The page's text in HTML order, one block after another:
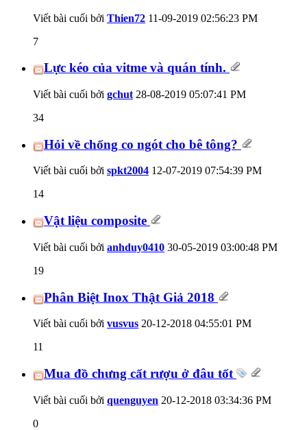
Viết bài cuối bởi Thien72 11-09-2019 02:56:23 PM
7
Lực kéo của vitme và quán tính.
Viết bài cuối bởi gchut 28-08-2019 05:07:41 PM
34
Hỏi về chống co ngót cho bê tông?
Viết bài cuối bởi spkt2004 12-07-2019 07:54:39 PM
14
Vật liệu composite
Viết bài cuối bởi anhduy0410 30-05-2019 03:00:48 PM
19
Phân Biệt Inox Thật Giả 2018
Viết bài cuối bởi vusvus 20-12-2018 04:55:01 PM
11
Mua đồ chưng cất rượu ở đâu tốt
Viết bài cuối bởi quenguyen 20-12-2018 03:34:36 PM
0